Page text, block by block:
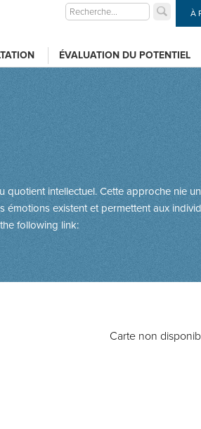
À
ÉVALUATION DU POTENTIEL
intellectuel. Cette approche nie
émotions existent et permettent aux
following link:
Carte non